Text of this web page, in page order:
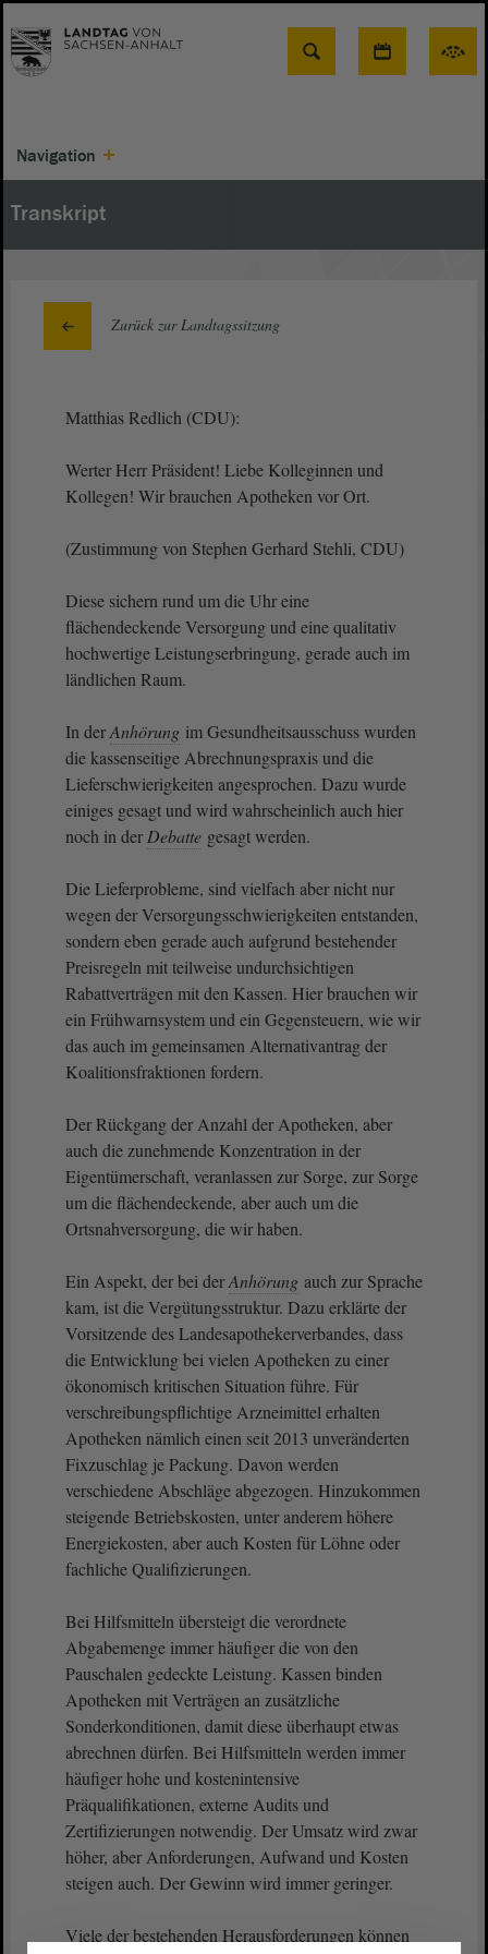
Suche
Navigation
Transkript
Zurück zur Landtagssitzung
Matthias Redlich (CDU):
Werter Herr Präsident! Liebe Kolleginnen und
Kollegen! Wir brauchen Apotheken vor Ort.
(Zustimmung von Stephen Gerhard Stehli, CDU)
Diese sichern rund um die Uhr eine
flächendeckende Versorgung und eine qualitativ
hochwertige Leistungserbringung, gerade auch im
ländlichen Raum.
In derAnhörung im Gesundheitsausschuss wurden
die kassenseitige Abrechnungspraxis und die
Lieferschwierigkeiten angesprochen. Dazu wurde
einiges gesagt und wird wahrscheinlich auch hier
noch in der Debatte gesagt werden.
Die Lieferprobleme, sind vielfach aber nicht nur
wegen der Versorgungsschwierigkeiten entstanden,
sondern eben gerade auch aufgrund bestehender
Preisregeln mit teilweise undurchsichtigen
Rabattverträgen mit den Kassen. Hier brauchen wir
ein Frühwarnsystem und ein Gegensteuern, wie wir
das auch im gemeinsamen Alternativantrag der
Koalitionsfraktionen fordern.
Der Rückgang der Anzahl der Apotheken, aber
auch die zunehmende Konzentration in der
Eigentümerschaft, veranlassen zur Sorge, zur Sorge
um die flächendeckende, aber auch um die
Ortsnahversorgung, die wir haben.
Ein Aspekt, der bei derAnhörung auch zur Sprache
kam, ist die Vergütungsstruktur. Dazu erklärte der
Vorsitzende des Landesapothekerverbandes, dass
die Entwicklung bei vielen Apotheken zu einer
ökonomisch kritischen Situation führe. Für
verschreibungspflichtige Arzneimittel erhalten
Apotheken nämlich einen seit 2013 unveränderten
Fixzuschlag je Packung. Davon werden
verschiedene Abschläge abgezogen. Hinzukommen
steigende Betriebskosten, unter anderem höhere
Energiekosten, aber auch Kosten für Löhne oder
fachliche Qualifizierungen.
Bei Hilfsmitteln übersteigt die verordnete
Abgabemenge immer häufiger die von den
Pauschalen gedeckte Leistung. Kassen binden
Apotheken mit Verträgen an zusätzliche
Sonderkonditionen, damit diese überhaupt etwas
abrechnen dürfen. Bei Hilfsmitteln werden immer
häufiger hohe und kostenintensive
Präqualifikationen, externe Audits und
Zertifizierungen notwendig. Der Umsatz wird zwar
höher, aber Anforderungen, Aufwand und Kosten
steigen auch. Der Gewinn wird immer geringer.
Viele der bestehenden Herausforderungen können